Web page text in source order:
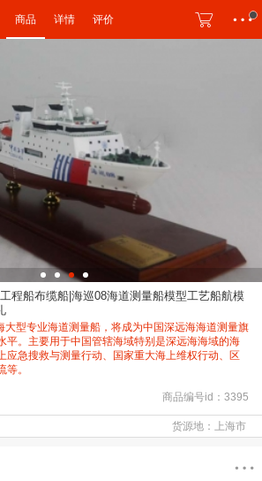
商品 详情 评价
程船布缆船|海巡08海道测量船模型工艺船航模
大型专业海道测量船，将成为中国深远海海道测量旗
平。主要用于中国管辖海域特别是深远海海域的海
应急搜救与测量行动、国家重大海上维权行动、区
。
商品编号id：3395
货源地：上海市